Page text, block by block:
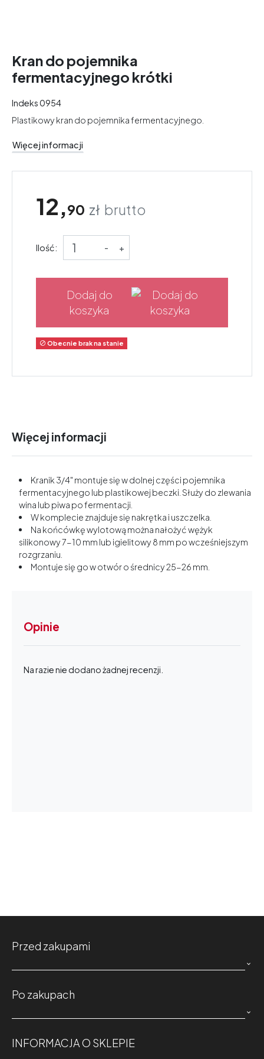
Kran do pojemnika
fermentacyjnego krótki
Indeks0954
Plastikowy kran do pojemnika fermentacyjnego.
Więcej informacji
12,90 zł brutto
Ilość: - +
Dodaj do
koszyka
 Obecnie brak na stanie
Więcej informacji
Kranik 3/4" montuje się w dolnej części pojemnika
fermentacyjnego lub plastikowej beczki. Służy do zlewania
wina lub piwa po fermentacji.
W komplecie znajduje się nakrętka i uszczelka.
Na końcówkę wylotową można nałożyć wężyk
silikonowy 7-10 mm lub igielitowy 8 mm po wcześniejszym
rozgrzaniu.
Montuje się go w otwór o średnicy 25-26 mm.
Opinie
Na razie nie dodano żadnej recenzji.
Przed zakupami

Po zakupach

INFORMACJA O SKLEPIE